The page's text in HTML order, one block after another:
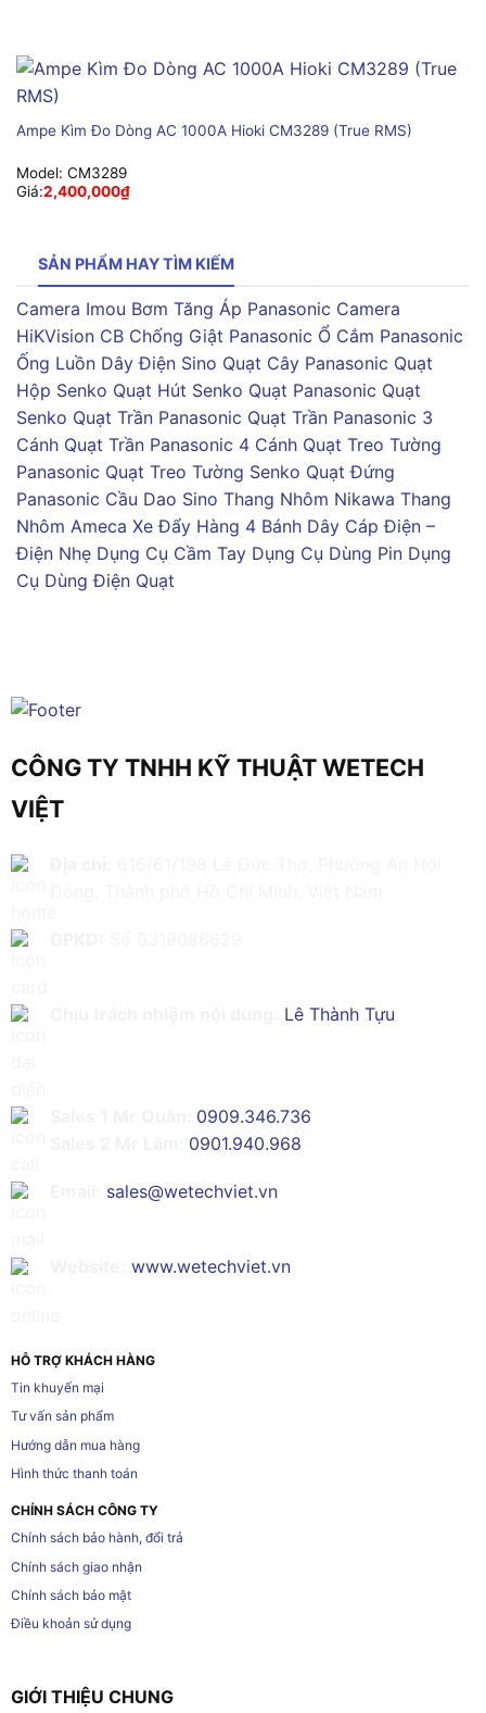
Ampe Kìm Đo Dòng AC 1000A Hioki CM3289 (True RMS)
Model: CM3289
Giá:2,400,000₫
SẢN PHẨM HAY TÌM KIẾM
Camera Imou Bơm Tăng Áp Panasonic Camera
HiKVision CB Chống Giật Panasonic Ổ Cắm Panasonic
Ống Luồn Dây Điện Sino Quạt Cây Panasonic Quạt
Hộp Senko Quạt Hút Senko Quạt Panasonic Quạt
Senko Quạt Trần Panasonic Quạt Trần Panasonic 3
Cánh Quạt Trần Panasonic 4 Cánh Quạt Treo Tường
Panasonic Quạt Treo Tường Senko Quạt Đứng
Panasonic Cầu Dao Sino Thang Nhôm Nikawa Thang
Nhôm Ameca Xe Đẩy Hàng 4 Bánh Dây Cáp Điện –
Điện Nhẹ Dụng Cụ Cầm Tay Dụng Cụ Dùng Pin Dụng
Cụ Dùng Điện Quạt
CÔNG TY TNHH KỸ THUẬT WETECH
VIỆT
Lê Thành Tựu
0909.346.736
0901.940.968
sales@wetechviet.vn
www.wetechviet.vn
HỖ TRỢ KHÁCH HÀNG
Tin khuyến mại
Tư vấn sản phẩm
Hướng dẫn mua hàng
Hình thức thanh toán
CHÍNH SÁCH CÔNG TY
Chính sách bảo hành, đổi trả
Chính sách giao nhận
Chính sách bảo mật
Điều khoản sử dụng
GIỚI THIỆU CHUNG